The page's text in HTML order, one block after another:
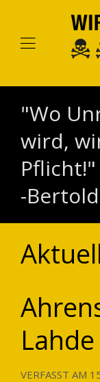
"Wo
wird,
Pflicht!"
-
VERFASST AM